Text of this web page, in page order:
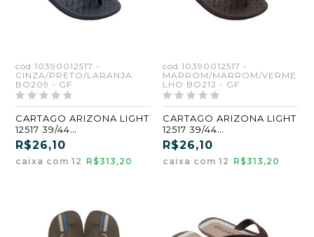
cód:10390012517 -
CINZA/PRETO/LARANJA
BO209 - GF
CARTAGO ARIZONA LIGHT
12517 39/44
CINZA/PRETO/LARANJA
(BO209) (GF)
R$26,10
caixa com 12 R$313,20
cód:10390012517 -
MARROM/MARROM/VERME
LHO BO212 - GF
CARTAGO ARIZONA LIGHT
12517 39/44
MARROM/MARROM/VERM
ELHO (BO212) (GF)
R$26,10
caixa com 12 R$313,20